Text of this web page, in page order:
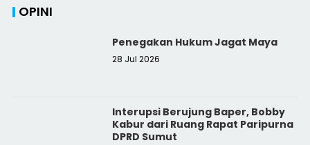
OPINI
Penegakan Hukum Jagat Maya
28 Jul 2026
Interupsi Berujung Baper, Bobby
Kabur dari Ruang Rapat Paripurna
DPRD Sumut